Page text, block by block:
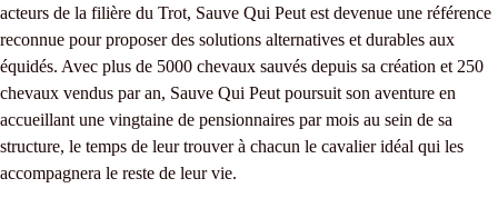
acteurs de la filière du Trot, Sauve Qui Peut est devenue une référence
reconnue pour proposer des solutions alternatives et durables aux
équidés. Avec plus de 5000 chevaux sauvés depuis sa création et 250
chevaux vendus par an, Sauve Qui Peut poursuit son aventure en
accueillant une vingtaine de pensionnaires par mois au sein de sa
structure, le temps de leur trouver à chacun le cavalier idéal qui les
accompagnera le reste de leur vie.